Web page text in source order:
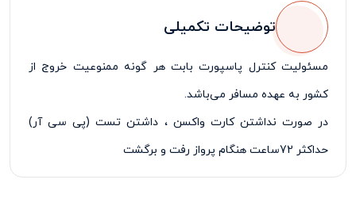
توضیحات تکمیلی
مسئولیت کنترل پاسپورت بابت هر گونه ممنوعیت خروج از
کشور به عهده مسافر می‌باشد.
در صورت نداشتن کارت واکسن ، داشتن تست (پی سی آر)
حداکثر 72ساعت هنگام پرواز رفت و برگشت
پرداخت 50% درصد از مبلغ کل تور در زمان ثبت نام الزامی